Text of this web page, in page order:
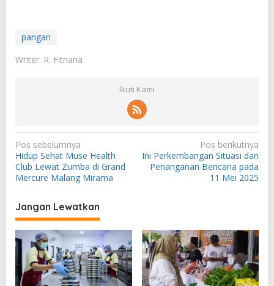
pangan
Writer: R. Fitriana
Ikuti Kami
N
a
v
g
a
s
i
p
Pos sebelumnya
Hidup Sehat Muse Health
Club Lewat Zumba di Grand
Mercure Malang Mirama
Pos berikutnya
Ini Perkembangan Situasi dan
Penanganan Bencana pada
11 Mei 2025
Jangan Lewatkan